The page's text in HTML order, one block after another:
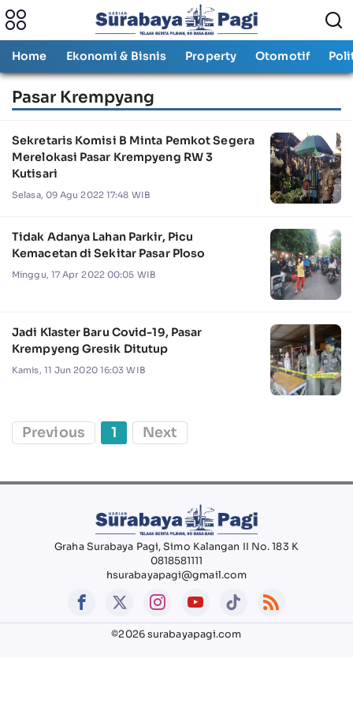
Home Ekonomi & Bisnis Property Otomotif
Pasar Krempyang
Sekretaris Komisi B Minta Pemkot Segera
Merelokasi Pasar Krempyeng RW 3
Kutisari
Selasa, 09 Agu 2022 17:48 WIB
Tidak Adanya Lahan Parkir, Picu
Kemacetan di Sekitar Pasar Ploso
Minggu, 17 Apr 2022 00:05 WIB
Jadi Klaster Baru Covid-19, Pasar
Krempyeng Gresik Ditutup
Kamis, 11 Jun 2020 16:03 WIB
Previous 1 Next
Graha Surabaya Pagi, Simo Kalangan II No. 183 K
0818581111
hsurabayapagi@gmail.com
©2026 surabayapagi.com